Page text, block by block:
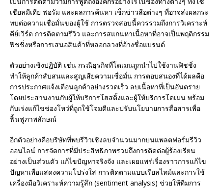
เชียลมีเดีย ฟอรัม และผลการค้นหา เช็กข่าวลือต่างๆ ที่อาจส่งผลกระ
ทบต่อความเชื่อมั่นของผู้ใช้ การตรวจสอบนี้ควรรวมถึงการวิเคราะห์
คีย์เวิร์ด การติดตามรีวิว และการสแกนหาเนื้อหาที่อาจเป็นพฤติกรรม
ฟิชชิ่งหรือการเสนอสินค้าที่หลอกลวงที่อ้างชื่อแบรนด์
ตัวอย่างเชิงปฏิบัติ เช่น กรณีธุรกิจที่โดเมนถูกนำไปใช้งานฟิชชิ่ง
ทำให้ลูกค้าสับสนและสูญเสียความเชื่อมั่น การตอบสนองที่ได้ผลคือ
การประกาศแจ้งเตือนลูกค้าอย่างรวดเร็ว ลบเนื้อหาที่เป็นอันตราย
โดยประสานงานกับผู้ให้บริการโฮสติ้งและผู้ให้บริการโดเมน พร้อม
กับเร่งแก้ไขช่องโหว่ที่ถูกใช้โจมตีและปรับนโยบายการสื่อสารเพื่อ
ฟื้นฟูภาพลักษณ์
อีกตัวอย่างคือบริษัทที่พบรีวิวเชิงลบจำนวนมากบนแพลตฟอร์มรีวิว
ออนไลน์ การจัดการที่มีประสิทธิภาพรวมถึงการติดต่อผู้ร้องเรียน
อย่างเป็นส่วนตัว แก้ไขปัญหาจริงจัง และเผยแพร่เรื่องราวการแก้ไข
ปัญหาเพื่อแสดงความโปร่งใส การติดตามแบบเรียลไทม์และการใช้
เครื่องมือวิเคราะห์ความรู้สึก (sentiment analysis) ช่วยให้ทีมการ